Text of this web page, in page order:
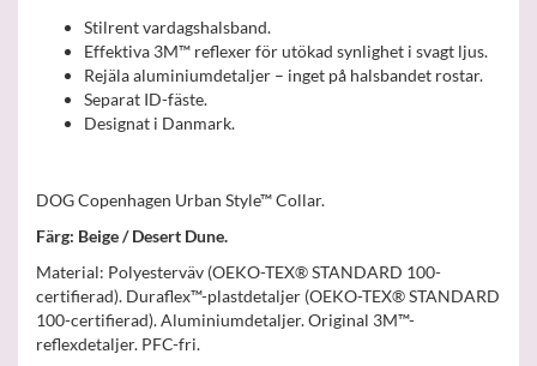
Stilrent vardagshalsband.
Effektiva 3M™ reflexer för utökad synlighet i svagt ljus.
Rejäla aluminiumdetaljer – inget på halsbandet rostar.
Separat ID-fäste.
Designat i Danmark.
DOG Copenhagen Urban Style™ Collar.
Färg: Beige / Desert Dune.
Material: Polyesterväv (OEKO-TEX® STANDARD 100-
certifierad). Duraflex™-plastdetaljer (OEKO-TEX® STANDARD
100-certifierad). Aluminiumdetaljer. Original 3M™-
reflexdetaljer. PFC-fri.